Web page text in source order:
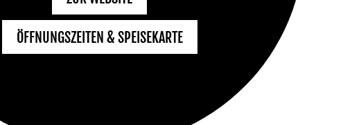
ÖFFNUNGSZEITEN & SPEISEKARTE